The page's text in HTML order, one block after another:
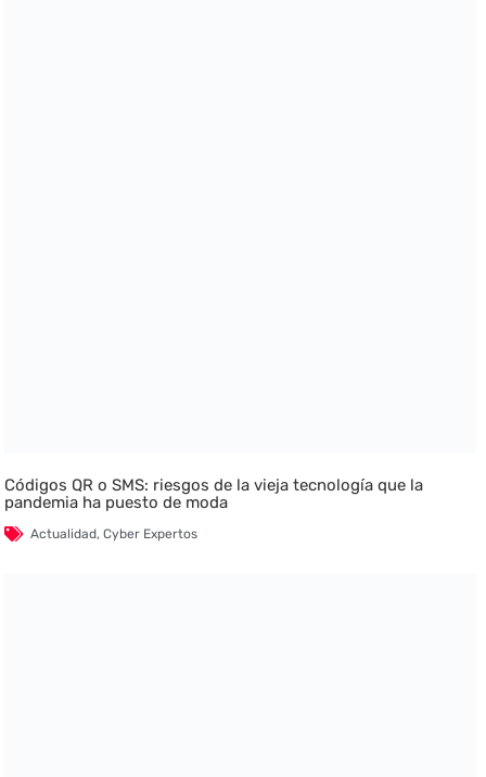
Códigos QR o SMS: riesgos de la vieja tecnología que la
pandemia ha puesto de moda
Actualidad,Cyber Expertos